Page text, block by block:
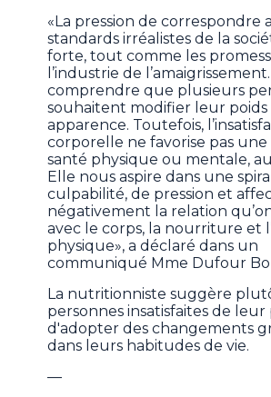
«La pression de correspondre
standards irréalistes de la
forte, tout comme les
l’industrie de
comprendre que plusieurs
souhaitent modifier leur
apparence. Toutefois,
corporelle ne favorise pas
santé physique ou mentale,
Elle nous aspire dans une
culpabilité, de pression et
négativement la relation
avec le corps, la nourriture et
physique», a déclaré dans un
communiqué Mme Dufour
La nutritionniste suggère
personnes insatisfaites de leur
d'adopter des changements
dans leurs habitudes de vie.
—